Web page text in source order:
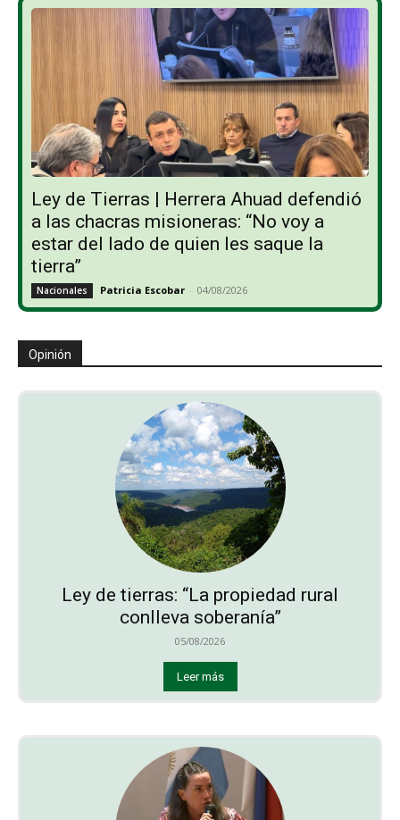
Ley de Tierras | Herrera Ahuad defendió
a las chacras misioneras: “No voy a
estar del lado de quien les saque la
tierra”
Nacionales Patricia Escobar - 04/08/2026
Opinión
Ley de tierras: “La propiedad rural
conlleva soberanía”
05/08/2026
Leer más